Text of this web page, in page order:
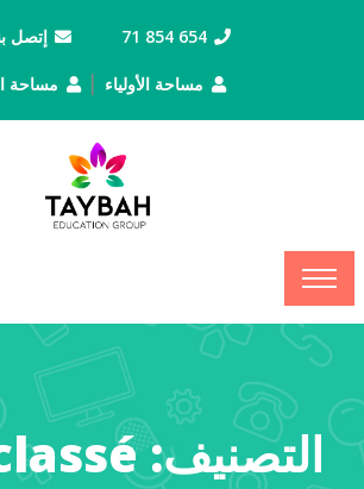
654 854 71 إتصل
مساحة الأولياء| مساحة
التصنيف: